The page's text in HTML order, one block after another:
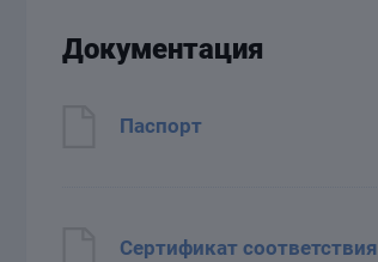
Документация
Паспорт
Сертификат соответствия